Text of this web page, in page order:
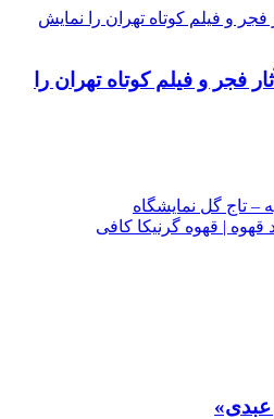
فجر و فیلم کوتاه تهران را
– تاج گل نمایشگاه
قهوه | قهوه گرنیکا کافی
عبدی»